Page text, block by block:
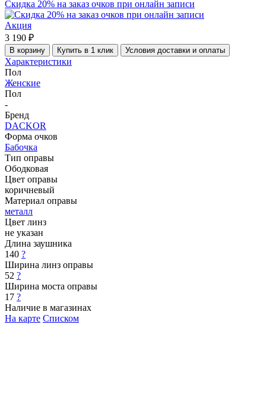
Скидка 20% на заказ очков при онлайн записи
Акция
3 190 ₽
В корзину Купить в 1 клик Условия доставки и оплаты
Характеристики
Пол
Женские
Пол
-
Бренд
DACKOR
Форма очков
Бабочка
Тип оправы
Ободковая
Цвет оправы
коричневый
Материал оправы
металл
Цвет линз
не указан
Длина заушника
140 ?
Ширина линз оправы
52 ?
Ширина моста оправы
17 ?
Наличие в магазинах
На карте Списком